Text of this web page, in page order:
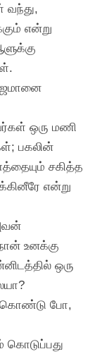
வந்து,
என்று
ஒரு மணி
பகலின்
சகித்த
என்று
உனக்கு
ஒரு
போ,
கொடுப்பது